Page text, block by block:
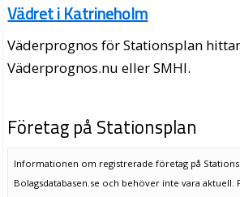
Vädret i Katrineholm
Väderprognos för Stationsplan
Väderprognos.nu eller SMHI.
Företag på Stationsplan
Informationen om registrerade företag på
Bolagsdatabasen.se och behöver inte vara aktuell.